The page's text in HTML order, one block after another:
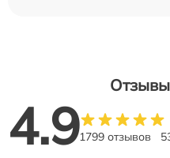
4.91799 отзывов